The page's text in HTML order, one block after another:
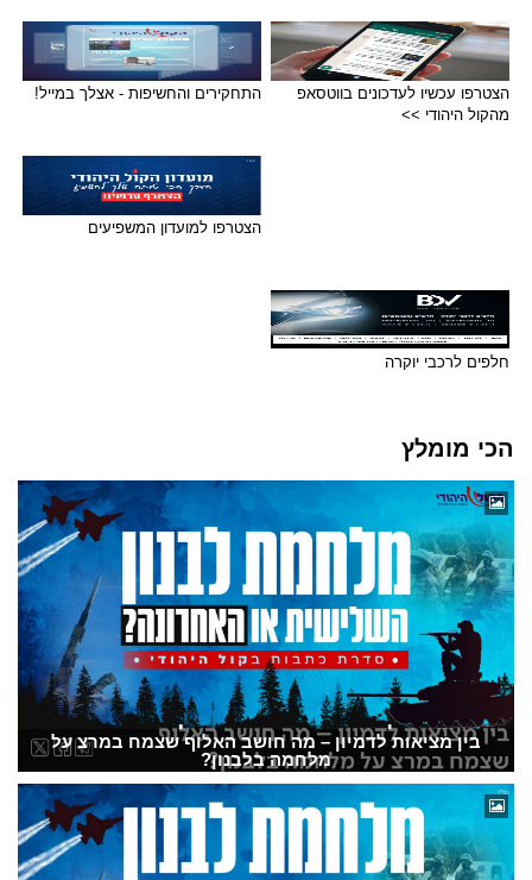
הצטרפו עכשיו לעדכונים בווטסאפ
מהקול היהודי >>
התחקירים והחשיפות - אצלך במייל!
הצטרפו למועדון המשפיעים
חלפים לרכבי יוקרה
הכי מומלץ
בין מציאות לדמיון – מה חושב האלוף שצמח במרצ על
מלחמה בלבנון?